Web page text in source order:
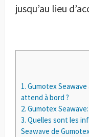
jusqu’au lieu
1. Gumotex
attend à bord ?
2. Gumotex
3. Quelles sont les
Seawave de